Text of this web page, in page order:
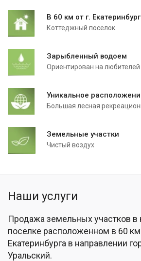
В 60 км от г.
Коттеджный поселок
Зарыбленный водоем
Ориентирован на
Уникальное
Большая лесная
Земельные участки
Чистый воздух
Наши услуги
Продажа земельных участков в
поселке расположенном в 60 км
Екатеринбурга в направлении
Уральский.